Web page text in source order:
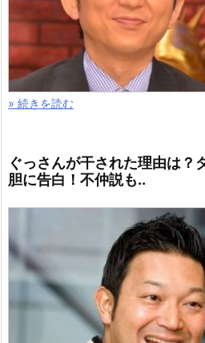
» 続きを読む
ぐっさんが干された理由は？
胆に告白！不仲説も..